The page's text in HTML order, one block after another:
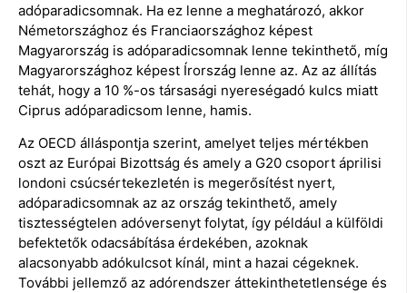
adóparadicsomnak. Ha ez lenne a meghatározó, akkor
Németországhoz és Franciaországhoz képest
Magyarország is adóparadicsomnak lenne tekinthető, míg
Magyarországhoz képest Írország lenne az. Az az állítás
tehát, hogy a 10 %-os társasági nyereségadó kulcs miatt
Ciprus adóparadicsom lenne, hamis.
Az OECD álláspontja szerint, amelyet teljes mértékben
oszt az Európai Bizottság és amely a G20 csoport áprilisi
londoni csúcsértekezletén is megerősítést nyert,
adóparadicsomnak az az ország tekinthető, amely
tisztességtelen adóversenyt folytat, így például a külföldi
befektetők odacsábítása érdekében, azoknak
alacsonyabb adókulcsot kínál, mint a hazai cégeknek.
További jellemző az adórendszer áttekinthetetlensége és